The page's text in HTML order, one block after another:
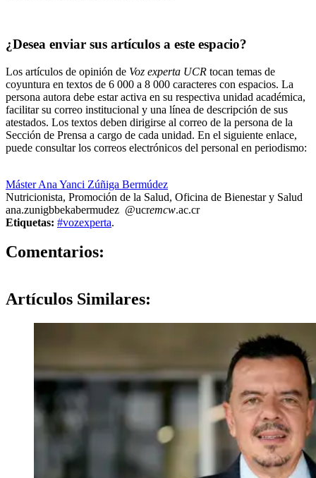
¿Desea enviar sus artículos a este espacio?
Los artículos de opinión de Voz experta UCR tocan temas de
coyuntura en textos de 6 000 a 8 000 caracteres con espacios. La
persona autora debe estar activa en su respectiva unidad académica,
facilitar su correo institucional y una línea de descripción de sus
atestados. Los textos deben dirigirse al correo de la persona de la
Sección de Prensa a cargo de cada unidad. En el siguiente enlace,
puede consultar los correos electrónicos del personal en periodismo:
Máster Ana Yanci Zúñiga Bermúdez
Nutricionista, Promoción de la Salud, Oficina de Bienestar y Salud
ana.zunigbbekabermudez @ucremcw.ac.cr
Etiquetas: #vozexperta.
Comentarios:
Artículos Similares: